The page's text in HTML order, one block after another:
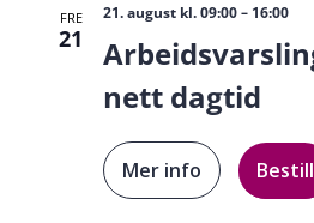
FRE
21
nett dagtid
21. august kl. 09:00– 16:00
Mer info Bestill